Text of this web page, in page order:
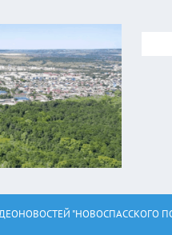
"НОВОСПАССКОГО